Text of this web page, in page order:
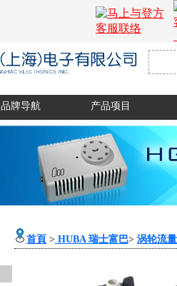
品牌导航 产品项目
首頁 > HUBA 瑞士富巴> 涡轮流